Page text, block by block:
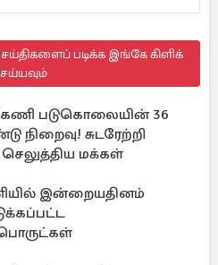
படிக்க இங்கே கிளிக்
படுகொலையின் 36
நிறைவு! சுடரேற்றி
மக்கள்
இன்றையதினம்